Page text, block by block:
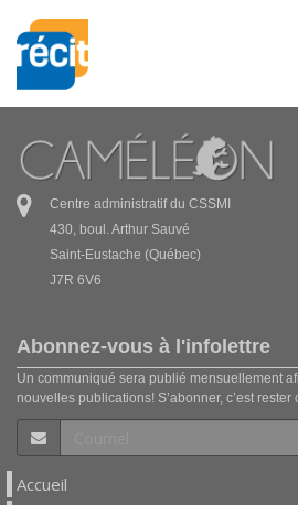
Centre administratif du CSSMI
430, boul. Arthur Sauvé
Saint-Eustache (Québec)
J7R 6V6
Abonnez-vous à l'infolettre
Un communiqué sera publié mensuellement
nouvelles publications! S’abonner, c’est rester
Accueil